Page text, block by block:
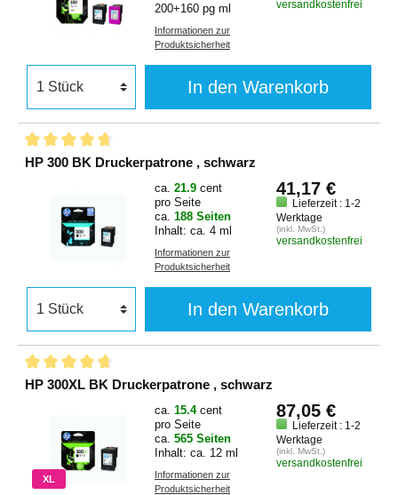
200+160 pg ml
Informationen zur
Produktsicherheit
versandkostenfrei
In den Warenkorb
HP 300 BK Druckerpatrone , schwarz
ca. 21.9 cent
pro Seite
ca. 188 Seiten
Inhalt: ca. 4 ml
Informationen zur
Produktsicherheit
41,17 €
Lieferzeit : 1-2
Werktage
(inkl. MwSt.)
versandkostenfrei
In den Warenkorb
HP 300XL BK Druckerpatrone , schwarz
XL
ca. 15.4 cent
pro Seite
ca. 565 Seiten
Inhalt: ca. 12 ml
Informationen zur
Produktsicherheit
87,05 €
Lieferzeit : 1-2
Werktage
(inkl. MwSt.)
versandkostenfrei